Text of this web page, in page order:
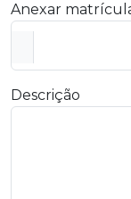
Anexar
Descrição